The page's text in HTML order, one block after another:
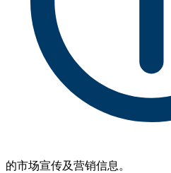
的市场宣传及营销信息。